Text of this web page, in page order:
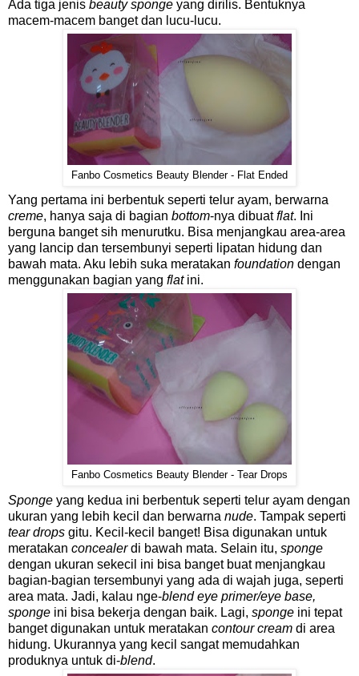
Ada tiga jenis beauty sponge yang dirilis. Bentuknya
macem-macem banget dan lucu-lucu.
Fanbo Cosmetics Beauty Blender - Flat Ended
Yang pertama ini berbentuk seperti telur ayam, berwarna
creme, hanya saja di bagian bottom-nya dibuatflat. Ini
berguna banget sih menurutku. Bisa menjangkau area-area
yang lancip dan tersembunyi seperti lipatan hidung dan
bawah mata. Aku lebih suka meratakan foundation dengan
menggunakan bagian yang flat ini.
Fanbo Cosmetics Beauty Blender - Tear Drops
Sponge yang kedua ini berbentuk seperti telur ayam dengan
ukuran yang lebih kecil dan berwarna nude. Tampak seperti
tear drops gitu. Kecil-kecil banget! Bisa digunakan untuk
meratakan concealerdi bawah mata. Selain itu, sponge
dengan ukuran sekecil ini bisa banget buat menjangkau
bagian-bagian tersembunyi yang ada di wajah juga, seperti
area mata. Jadi, kalau nge-blend eye primer/eye base,
sponge ini bisa bekerja dengan baik. Lagi, sponge ini tepat
banget digunakan untuk meratakan contour cream di area
hidung. Ukurannya yang kecil sangat memudahkan
produknya untuk di-blend.